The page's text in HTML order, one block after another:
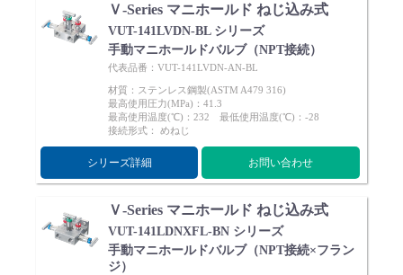
Ｖ-Series マニホールド ねじ込み式
VUT-141LVDN-BL シリーズ
手動マニホールドバルブ（NPT接続）
代表品番：VUT-141LVDN-AN-BL
材質：ステンレス鋼製(ASTM A479 316)
最高使用圧力(MPa)：41.3
最高使用温度(℃)：232 最低使用温度(℃)：-28
接続形式： めねじ
シリーズ詳細 お問い合わせ
Ｖ-Series マニホールド ねじ込み式
VUT-141LDNXFL-BN シリーズ
手動マニホールドバルブ（NPT接続×フラン
ジ）